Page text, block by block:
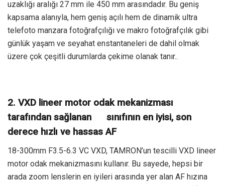
uzaklığı aralığı 27 mm ile 450 mm arasındadır. Bu geniş
kapsama alanıyla, hem geniş açılı hem de dinamik ultra
telefoto manzara fotoğrafçılığı ve makro fotoğrafçılık gibi
günlük yaşam ve seyahat enstantaneleri de dahil olmak
üzere çok çeşitli durumlarda çekime olanak tanır..
2. VXD lineer motor odak mekanizması
tarafından sağlanan sınıfının en iyisi, son
derece hızlı ve hassas AF
18-300mm F3.5-6.3 VC VXD, TAMRON’un tescilli VXD lineer
motor odak mekanizmasını kullanır. Bu sayede, hepsi bir
arada zoom lenslerin en iyileri arasında yer alan AF hızına